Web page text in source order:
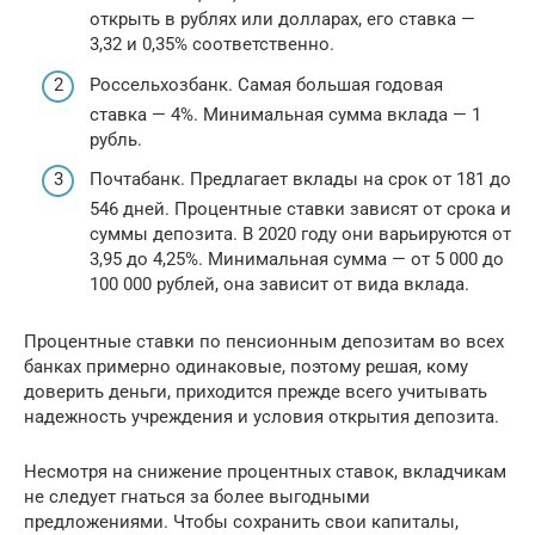
открыть в рублях или долларах, его ставка —
3,32 и 0,35% соответственно.
Россельхозбанк. Самая большая годовая
ставка — 4%. Минимальная сумма вклада — 1
рубль.
Почтабанк. Предлагает вклады на срок от 181 до
546 дней. Процентные ставки зависят от срока и
суммы депозита. В 2020 году они варьируются от
3,95 до 4,25%. Минимальная сумма — от 5 000 до
100 000 рублей, она зависит от вида вклада.
Процентные ставки по пенсионным депозитам во всех
банках примерно одинаковые, поэтому решая, кому
доверить деньги, приходится прежде всего учитывать
надежность учреждения и условия открытия депозита.
Несмотря на снижение процентных ставок, вкладчикам
не следует гнаться за более выгодными
предложениями. Чтобы сохранить свои капиталы,